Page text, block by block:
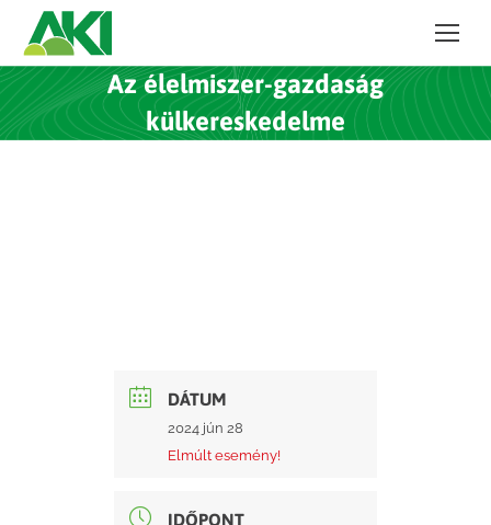
Az élelmiszer-gazdaság
külkereskedelme
DÁTUM
2024 jún 28
Elmúlt esemény!
IDŐPONT